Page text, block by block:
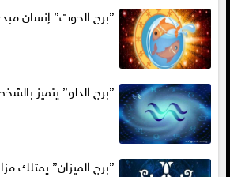
”برج الحوت” إنسان
”برج الدلو” يتميز
”برج الميزان” يمتلك